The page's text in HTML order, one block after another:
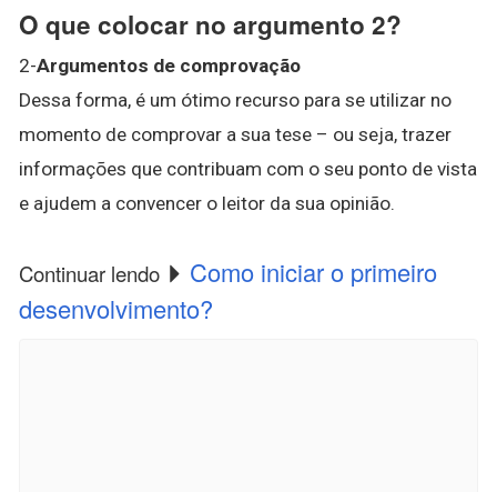
O que colocar no argumento 2?
2-Argumentos de comprovação
Dessa forma, é um ótimo recurso para se utilizar no
momento de comprovar a sua tese – ou seja, trazer
informações que contribuam com o seu ponto de vista
e ajudem a convencer o leitor da sua opinião.
Continuar lendo
Como iniciar o primeiro
desenvolvimento?